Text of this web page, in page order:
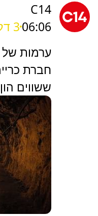
C14
06:063 דקות
ערמות
חברת
ששווים הון